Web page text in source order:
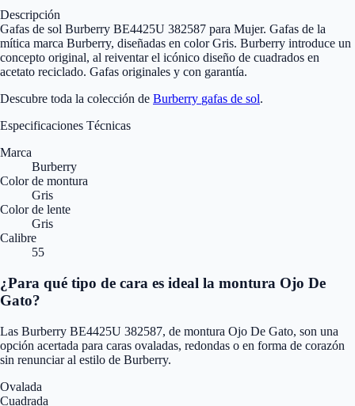
Descripción
Gafas de sol Burberry BE4425U 382587 para Mujer. Gafas de la
mítica marca Burberry, diseñadas en color Gris. Burberry introduce un
concepto original, al reiventar el icónico diseño de cuadrados en
acetato reciclado. Gafas originales y con garantía.
Descubre toda la colección de Burberry gafas de sol.
Especificaciones Técnicas
Marca
Burberry
Color de montura
Gris
Color de lente
Gris
Calibre
55
¿Para qué tipo de cara es ideal la montura Ojo De
Gato?
Las Burberry BE4425U 382587, de montura Ojo De Gato, son una
opción acertada para caras ovaladas, redondas o en forma de corazón
sin renunciar al estilo de Burberry.
Ovalada
Cuadrada